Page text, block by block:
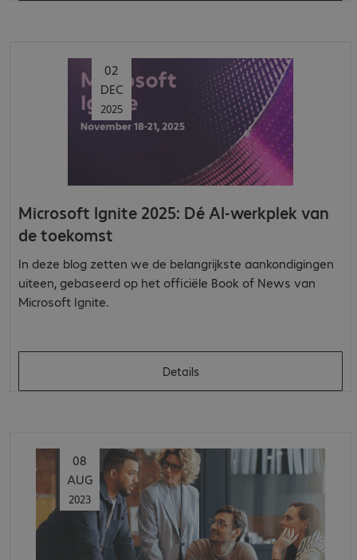
02
DEC
2025
Microsoft Ignite 2025: Dé AI-werkplek van
de toekomst
In deze blog zetten we de belangrijkste aankondigingen
uiteen, gebaseerd op het officiële Book of News van
Microsoft Ignite.
Details
08
AUG
2023